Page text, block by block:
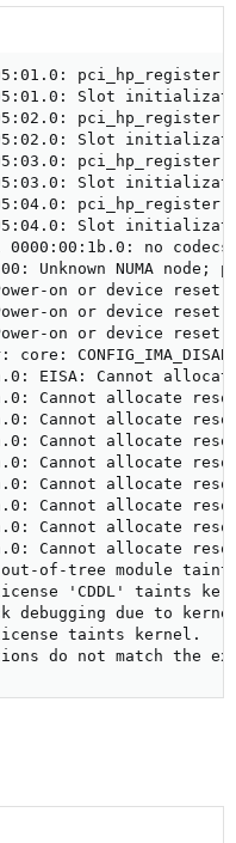
Slot
Slot
Slot
Slot
no
Unknown NUMA node;
on or device reset
on or device reset
on or device reset
EISA: Cannot
Cannot allocate
Cannot allocate
Cannot allocate
Cannot allocate
Cannot allocate
Cannot allocate
Cannot allocate
Cannot allocate
of-tree module
'CDDL' taints
debugging due to
taints kernel.
do not match the